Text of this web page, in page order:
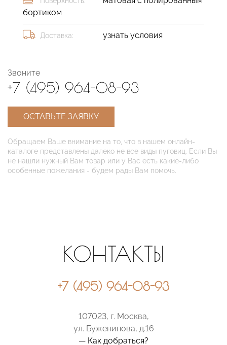
бортиком
Доставка: узнать условия
Звоните
+7 (495) 964-08-93
ОСТАВЬТЕ ЗАЯВКУ
Обращаем Ваше внимание на то, что в нашем онлайн-
каталоге представлены далеко не все виды пуговиц. Если Вы
не нашли нужный Вам товар или у Вас есть какие-либо
особенные пожелания - будем рады Вам помочь.
КОНТАКТЫ
+7 (495) 964-08-93
107023, г. Москва,
ул. Буженинова, д.16
— Как добраться?